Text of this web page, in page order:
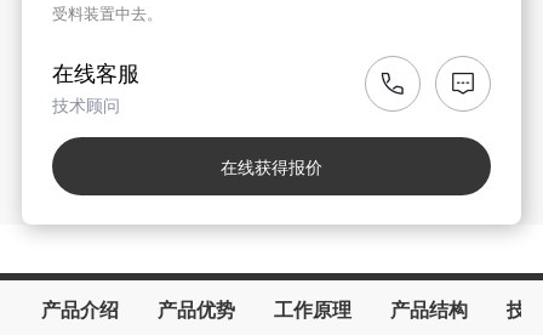
受料装置中去。
在线客服
技术顾问
在线获得报价
产品介绍 产品优势 工作原理 产品结构 技